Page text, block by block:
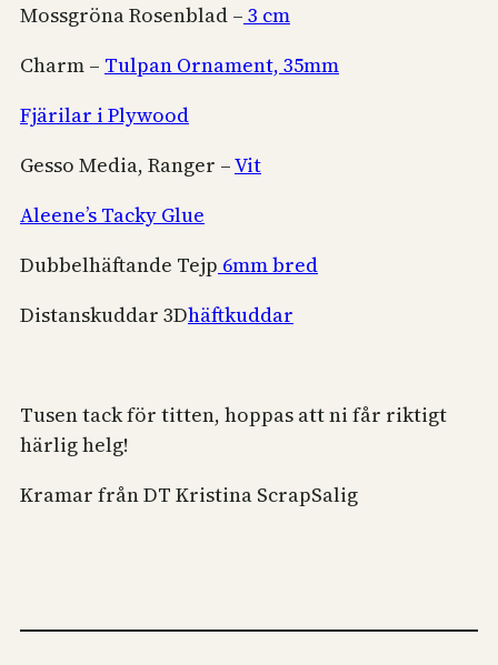
Mossgröna Rosenblad – 3 cm
Charm – Tulpan Ornament, 35mm
Fjärilar i Plywood
Gesso Media, Ranger –Vit
Aleene’s Tacky Glue
Dubbelhäftande Tejp 6mm bred
Distanskuddar 3Dhäftkuddar
Tusen tack för titten, hoppas att ni får riktigt
härlig helg!
Kramar från DT Kristina ScrapSalig